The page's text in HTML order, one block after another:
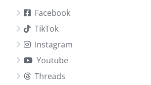
Facebook
TikTok
Instagram
Youtube
Threads